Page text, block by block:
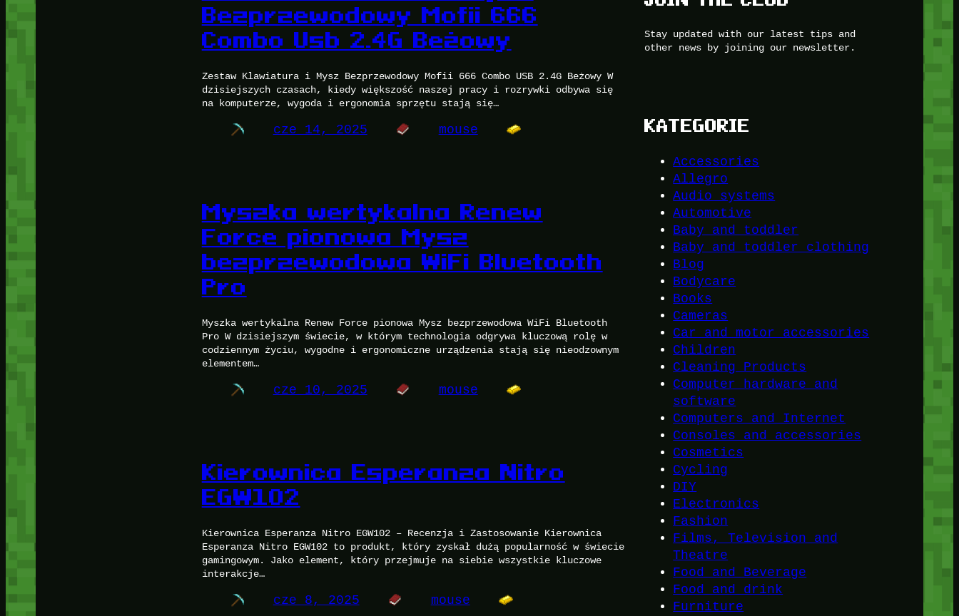
Bezprzewodowy Mofii 666
Combo Usb 2.4G Beżowy
Zestaw Klawiatura i Mysz Bezprzewodowy Mofii 666 Combo USB 2.4G Beżowy W
dzisiejszych czasach, kiedy większość naszej pracy i rozrywki odbywa się
na komputerze, wygoda i ergonomia sprzętu stają się…
cze 14, 2025 mouse
Myszka wertykalna Renew
Force pionowa Mysz
bezprzewodowa WiFi Bluetooth
Pro
Myszka wertykalna Renew Force pionowa Mysz bezprzewodowa WiFi Bluetooth
Pro W dzisiejszym świecie, w którym technologia odgrywa kluczową rolę w
codziennym życiu, wygodne i ergonomiczne urządzenia stają się nieodzownym
elementem…
cze 10, 2025 mouse
Kierownica Esperanza Nitro
EGW102
Kierownica Esperanza Nitro EGW102 – Recenzja i Zastosowanie Kierownica
Esperanza Nitro EGW102 to produkt, który zyskał dużą popularność w świecie
gamingowym. Jako element, który przejmuje na siebie wszystkie kluczowe
interakcje…
cze 8, 2025 mouse
Stay updated with our latest tips and
other news by joining our newsletter.
KATEGORIE
Accessories
Allegro
Audio systems
Automotive
Baby and toddler
Baby and toddler clothing
Blog
Bodycare
Books
Cameras
Car and motor accessories
Children
Cleaning Products
Computer hardware and
software
Computers and Internet
Consoles and accessories
Cosmetics
Cycling
DIY
Electronics
Fashion
Films, Television and
Theatre
Food and Beverage
Food and drink
Furniture